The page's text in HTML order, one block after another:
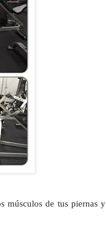
músculos de tus piernas y